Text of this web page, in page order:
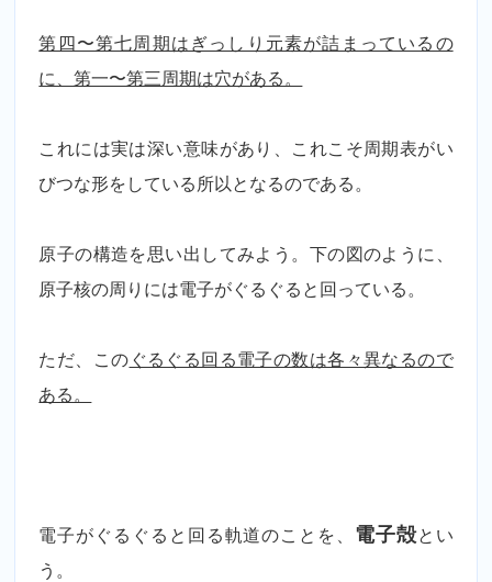
第四〜第七周期はぎっしり元素が詰まっているの
に、第一〜第三周期は穴がある。
これには実は深い意味があり、これこそ周期表がい
びつな形をしている所以となるのである。
原子の構造を思い出してみよう。下の図のように、
原子核の周りには電子がぐるぐると回っている。
ただ、この ぐるぐる回る電子の数は各々異なるので
ある。
電子がぐるぐると回る軌道のことを、 電子殻とい
う。